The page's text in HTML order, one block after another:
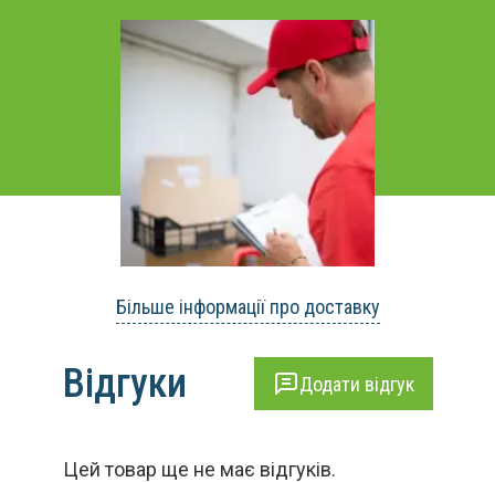
Більше інформації про доставку
Відгуки Додати відгук
Цей товар ще не має відгуків.